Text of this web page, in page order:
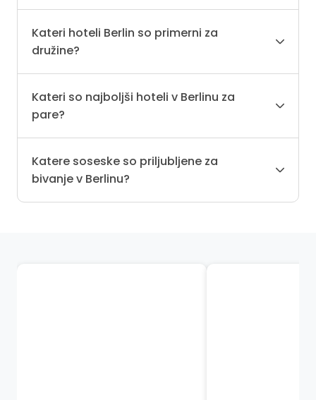
Kateri hoteli Berlin so primerni za
družine?
Kateri so najboljši hoteli v Berlinu za
pare?
Katere soseske so priljubljene za
bivanje v Berlinu?